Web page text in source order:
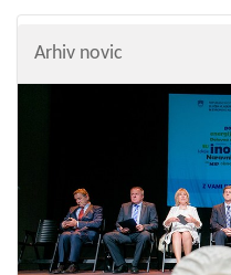
Arhiv novic